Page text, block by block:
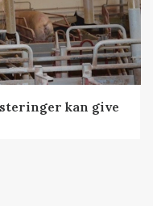
kan give